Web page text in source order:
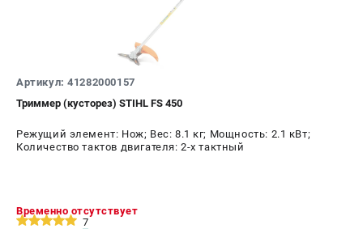
Артикул: 41282000157
Триммер (кусторез) STIHL FS 450
Режущий элемент: Нож; Вес: 8.1 кг; Мощность: 2.1 кВт;
Количество тактов двигателя: 2-х тактный
Временно отсутствует
7